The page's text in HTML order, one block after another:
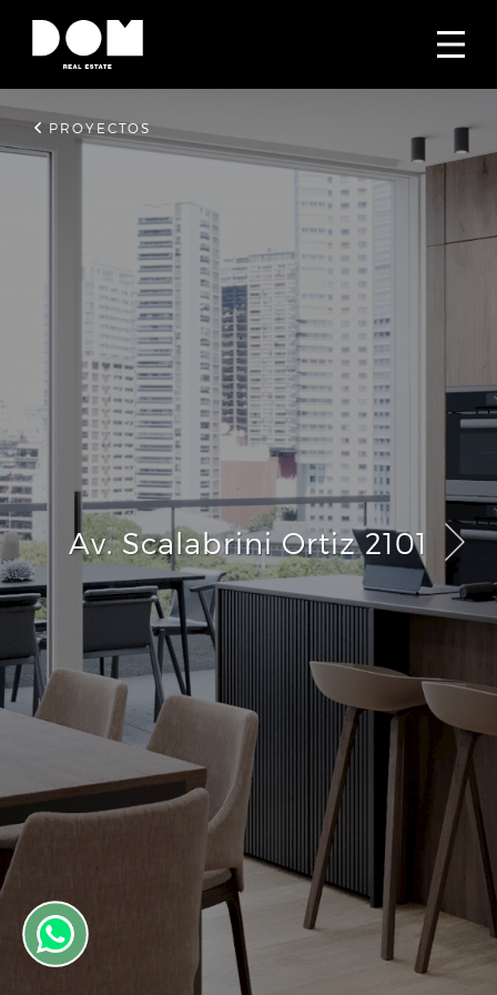
PROYECTOS
Av. Scalabrini Ortiz 2101